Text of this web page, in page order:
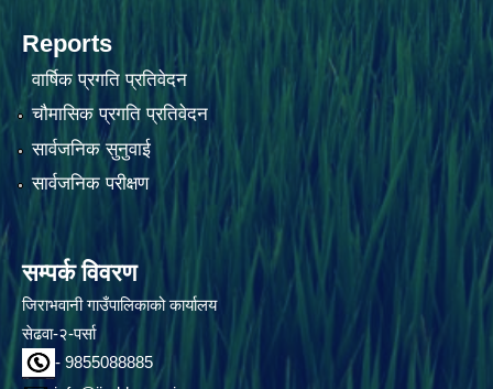
Reports
वार्षिक प्रगति प्रतिवेदन
चौमासिक प्रगति प्रतिवेदन
सार्वजनिक सुनुवाई
सार्वजनिक परीक्षण
सम्पर्क विवरण
जिराभवानी गाउँपालिकाको कार्यालय
सेढवा-२-पर्सा
- 9855088885